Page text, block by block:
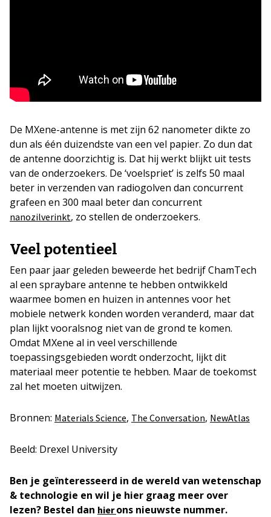
De MXene-antenne is met zijn 62 nanometer dikte zo
dun als één duizendste van een vel papier. Zo dun dat
de antenne doorzichtig is. Dat hij werkt blijkt uit tests
van de onderzoekers. De ‘voelspriet’ is zelfs 50 maal
beter in verzenden van radiogolven dan concurrent
grafeen en 300 maal beter dan concurrent
nanozilverinkt, zo stellen de onderzoekers.
Veel potentieel
Een paar jaar geleden beweerde het bedrijf ChamTech
al een spraybare antenne te hebben ontwikkeld
waarmee bomen en huizen in antennes voor het
mobiele netwerk konden worden veranderd, maar dat
plan lijkt vooralsnog niet van de grond te komen.
Omdat MXene al in veel verschillende
toepassingsgebieden wordt onderzocht, lijkt dit
materiaal meer potentie te hebben. Maar de toekomst
zal het moeten uitwijzen.
Bronnen: Materials Science, The Conversation, NewAtlas
Beeld: Drexel University
Ben je geïnteresseerd in de wereld van wetenschap
& technologie en wil je hier graag meer over
lezen? Bestel dan hierons nieuwste nummer.